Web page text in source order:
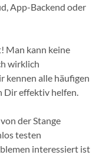
App-Backend oder
Man kann keine
wirklich
kennen alle häufigen
Dir effektiv helfen.
der Stange
testen
interessiert ist